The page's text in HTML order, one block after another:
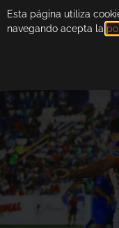
Esta página utiliza
navegando acepta la